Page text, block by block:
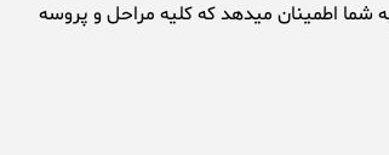
شما اطمینان میدهد که کلیه مراحل و پروسه